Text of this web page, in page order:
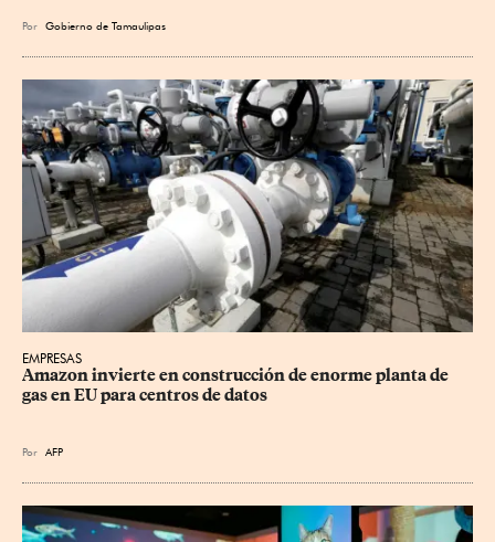
Por Gobierno de Tamaulipas
EMPRESAS
Amazon invierte en construcción de enorme planta de
gas en EU para centros de datos
Por AFP